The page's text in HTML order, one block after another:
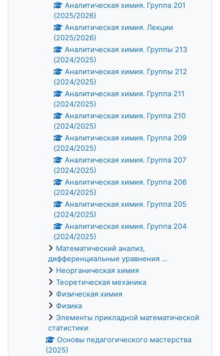
Аналитическая химия. Группа 201
(2025/2026)
Аналитическая химия. Лекции
(2025/2026)
Аналитическая химия. Группы 213
(2024/2025)
Аналитическая химия. Группы 212
(2024/2025)
Аналитическая химия. Группа 211
(2024/2025)
Аналитическая химия. Группа 210
(2024/2025)
Аналитическая химия. Группа 209
(2024/2025)
Аналитическая химия. Группа 207
(2024/2025)
Аналитическая химия. Группа 206
(2024/2025)
Аналитическая химия. Группа 205
(2024/2025)
Аналитическая химия. Группа 204
(2024/2025)
Математический анализ,
дифференциальные уравнения ...
Неорганическая химия
Теоретическая механика
Физическая химия
Физика
Элементы прикладной математической
статистики
Основы педагогического мастерства
(2025)